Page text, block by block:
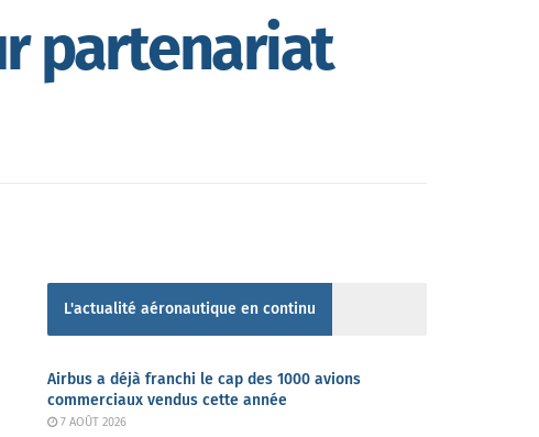
partenariat
L'actualité aéronautique en continu
Airbus a déjà franchi le cap des 1000 avions
commerciaux vendus cette année
7 AOÛT 2026